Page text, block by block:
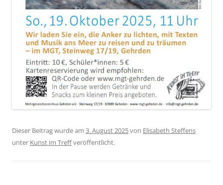
Dieser Beitrag wurde am 3. August 2025von Elisabeth Steffens
unter Kunst im Treffveröffentlicht.